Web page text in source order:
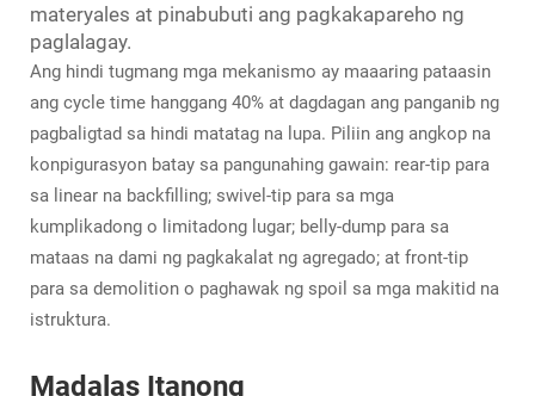
materyales at pinabubuti ang pagkakapareho ng
paglalagay.
Ang hindi tugmang mga mekanismo ay maaaring pataasin
ang cycle time hanggang 40% at dagdagan ang panganib ng
pagbaligtad sa hindi matatag na lupa. Piliin ang angkop na
konpigurasyon batay sa pangunahing gawain: rear-tip para
sa linear na backfilling; swivel-tip para sa mga
kumplikadong o limitadong lugar; belly-dump para sa
mataas na dami ng pagkakalat ng agregado; at front-tip
para sa demolition o paghawak ng spoil sa mga makitid na
istruktura.
Madalas Itanong